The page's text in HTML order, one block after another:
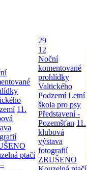
11.
ptačí
29
12
Noční
komentované
prohlídky
Valtického
Podzemí Letní
škola pro psy
Představení -
Pozemšťan 11.
klubová
výstava
fotografií
ZRUŠENO